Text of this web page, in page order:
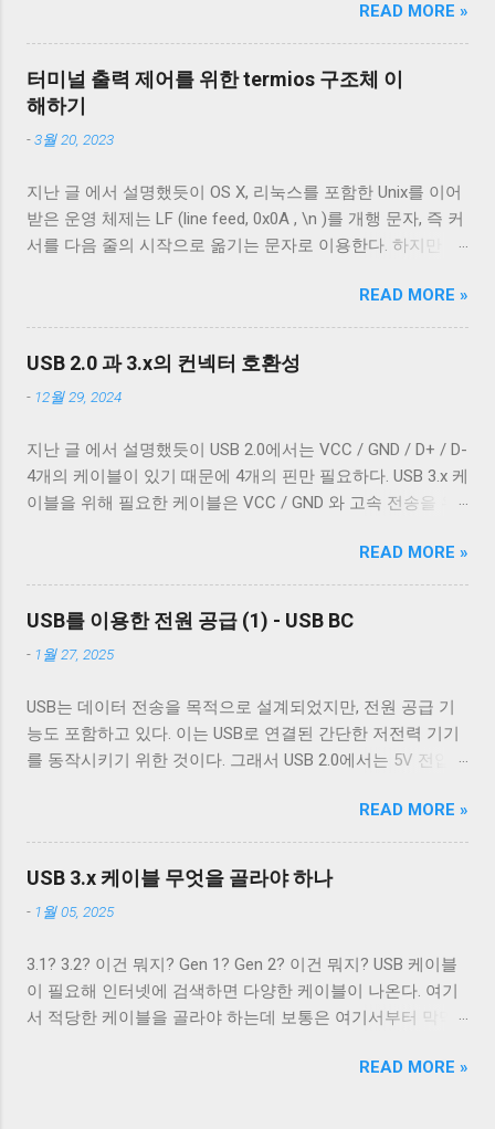
이 편해지기 때문일 것인데 혹시 정확한 이유를 알고 있는 사
람이 있으면 알려주기 바란다. ECMAScript에서는 1 ∞ 와 -1
∞ 의 연산에 대해서 NaN 을 리턴하도록 정의했다. 이는
ECMAScript는 1997년 만들어졌다....
그래도 컨넥터는 모양이 다르기 때문에 쉽게 구분할 수 있는
데 케이블은 답이 없다. 겉으로는 똑같아 보이는 케이블이라
도 어떤 케이블은 데이터 통신이 안 되고 어떤 케이블은 데이
터 통신이 가능하다. 이런 차이는 케이블 내부 구성에 따라 발
생한다. 이번 글에서는 USB 2.0 케이블의 내부를 통해 USB 케
이블에 대해 자세히 알아보겠다. Micro-B 케이블의 편조 차폐
2.0 케이블의 피복을 벗겨낸 것이다. 절연체 아래로 금속 선이
있는 것을 알 수 있다. 이 선들은 금속 선이지만 전선은 아니
다. 이 선은 전자기 차폐를 목적으로 들어간 금속 선이다. 실
는 두 종류의 차폐가 사용됐다. 하나는 얇은 금속 호일이고,
다른 하나는 얇은 도체의 가닥으로 이루어져 있다. 전자는 보
통 호일 차폐(Foil Shielding)라고 부르고 후자는 편조 차폐
다. 보통 편조 차폐가 저주파수 전자기파를 차단하는 것에 효
과적이고, 호일 차폐가 고주파수 전자기파를 차단하는 데 효
과적이다. USB 3.0의 고속 전송 케이블은 이 두 차폐를 사용하
항이다. 하지만 어지간한 싸구려 케이블을 쓰지 않는 한 요즘
이블이 ...
READ MORE »
터미널 출력 제어를 위한 termios 구조체 이
해하기
-3월 20, 2023
지난 글 에서 설명했듯이 OS X, 리눅스를 포함한 Unix를 이어
받은 운영 체제는 LF (line feed, 0x0A , \n )를 개행 문자, 즉 커
서를 다음 줄의 시작으로 옮기는 문자로 이용한다. 하지만 표
커서를 줄의 처음으로 이동하지 않는다. 파일을 항상 운영 체
제에 종속적인 애플리케이션을 통해서만 접근한다면 표준과
다른 동작은 문제되지 않는다. 하지만 파일과 입출력의 구분
이 없는 유닉스 계열에서 파일과 프로세스의 입출력이 상호
작용할 때 이 차이는 문제될 수 있다. 이 차이를 다루기 위해
하기 위한 플래그가 POSIX.1 표준이 정의 하는 termios 구조
체의 c_oflag 다. c_oflag 는 터미널이 받은 문자를 출력하기
전에 어떤 후처리를 할지에 대한 플래그다. c_oflag에서 가장
말지에 대한 플래그로 OPOST 가 꺼져있으면 다른 플래그와
상관없이 터미널은 받은 문자열을 그대로 보여준다. 이 플래
그를 끄는 경우는 거의 없다. 하지만 터미널을 텍스트를 보여
서 원하는대로 동작할 수 있게 해주는 플래그는 ONLCR 이다.
ONLCR 이 켜져 있으면 터미널은 출력을 해석할 때 NL 을
CRNL 로 해석한다. 즉, Unix에서도 ONLCR 이 꺼져있다면, LF
위치의 다음 줄로 이동한다. Unix 계열 운영 체제에서 윈도우
할 수 있다. 이외에도 구형 Mac OS 처럼 동작하게 해주는
OCRNL 플래그나 탭문자( 0x09 , \t )를...
READ MORE »
USB 2.0 과 3.x의 컨넥터 호환성
- 12월 29, 2024
지난 글 에서 설명했듯이 USB 2.0에서는 VCC / GND / D+ / D-
4개의 케이블이 있기 때문에 4개의 핀만 필요하다. USB 3.x 케
이블을 위해 필요한 케이블은 VCC / GND 와 고속 전송을 위
에 대한 자세한 설명은 다음 기회에 하도록 하겠다.) 그리고
혹시 차폐에 쌓여있을 수 있는 노이즈를 접지로 보내 안전하
게 제거하기 위한 GND_DRAIN 케이블까지 총 7개의 케이블
이 사용된다. 이 중 VCC 와 GND 는 USB 2.0에서 사용하는 선
과 공유하기 때문에 새로운 5개의 선이 더 필요하다. 이미지
결하기 위해 USB 3.0 표준은 새로운 모양의 Type B 컨넥터를
도입했다. 기존 Type B 컨넥터는 4개의 핀만을 가지고 있고
확장할 수 없는 구조로 돼있기 때문이다. 따라서 Type B 컨넥
USB 3.0 케이블인지 쉽게 구분할 수 있다. 하지만 Type A 컨넥
터나 Type C 컨넥터는 상황이 다르다. 상하 대칭으로 24개의
핀을 가져 최대 12개의 선을 연결할 수 있는 Type C 컨넥터는
야 한다. 그렇지 않으면 다음과 같이 Type C - Type C 케이블
이지만 최대 전송 속도가 480 Mbps인 케이블을 만나게 된다.
USB 2.0 Type C 케이블도 존재한다. Type A 컨넥터는 상황이
설계됐다. 하지만 Type B와는 다르게 Type A 컨넥터는 너무
READ MORE »
USB를 이용한 전원 공급 (1) - USB BC
- 1월 27, 2025
USB는 데이터 전송을 목적으로 설계되었지만, 전원 공급 기
능도 포함하고 있다. 이는 USB로 연결된 간단한 저전력 기기
를 동작시키기 위한 것이다. 그래서 USB 2.0에서는 5V 전압과
가능하다. 하지만 이 스펙은 어디까지나 USB를 통한 데이터
통신을 하는 데 필요한 디바이스를 동작시키기 위함이지,
USB를 전원 공급을 위해 이용하려는 목적은 아니었다. 따라
서 저전력 기기가 아닌 외장 하드 같은 디바이스는 별도의 전
원 공급을 필요로 했고, USB를 통한 전원 충전은 USB가 본래
지만 iPod을 비롯한 많은 MP3 플레이어나 PMP 플레이어들
이 이를 이용한 충전 기능을 가지고 나왔다. 어차피 데이터 통
신을 위해 USB 포트가 필요하니 별도의 충전 포트를 만드는
게 만들 수 있었기 때문이다. 결국 브랜드마다 독자적인 USB
READ MORE »
USB 3.x 케이블 무엇을 골라야 하나
- 1월 05, 2025
3.1? 3.2? 이건 뭐지? Gen 1? Gen 2? 이건 뭐지? USB 케이블
이 필요해 인터넷에 검색하면 다양한 케이블이 나온다. 여기
서 적당한 케이블을 골라야 하는데 보통은 여기서부터 막막
무슨 차이가 있을까? 3.2 Gen 1은 3.1 Gen 2보다 좋은 것일
READ MORE »